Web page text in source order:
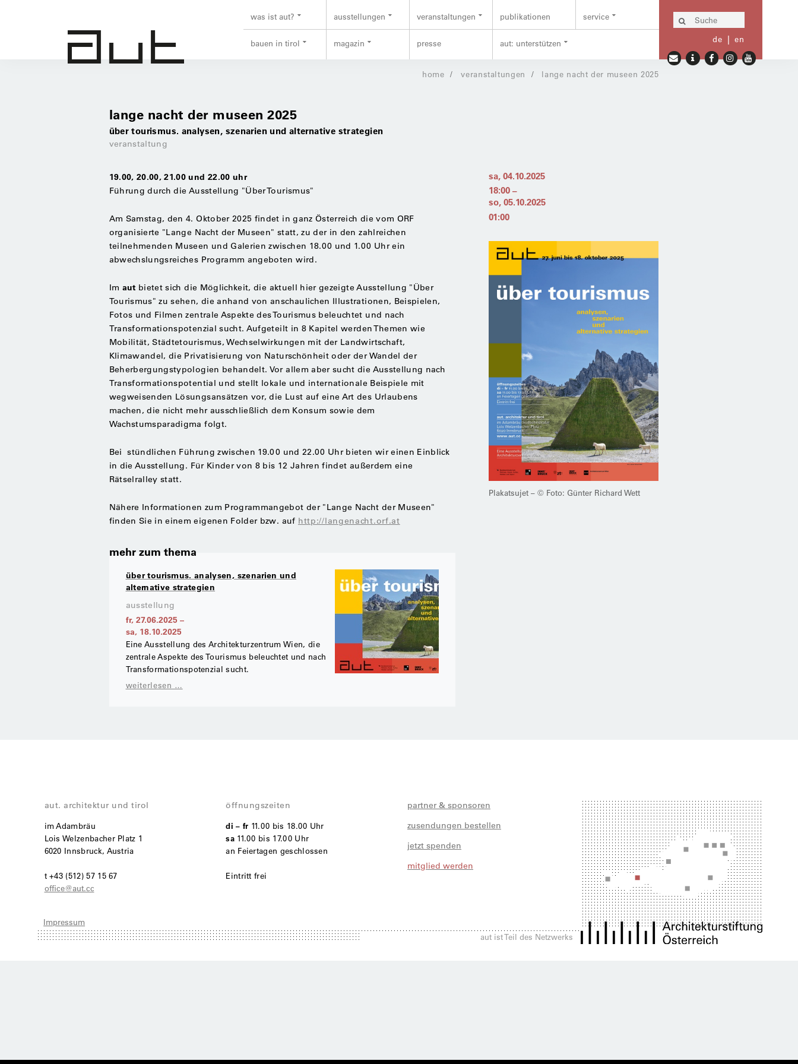
de en
was ist aut? ausstellungen veranstaltungen publikationen service
bauen in tirol magazin presse aut: unterstützen
home veranstaltungen lange nacht der museen 2025
lange nacht der museen 2025
über tourismus. analysen, szenarien und alternative strategien
veranstaltung
sa, 04.10.2025
18:00–
so, 05.10.2025
01:00
Plakatsujet – © Foto: Günter Richard Wett
19.00, 20.00, 21.00 und 22.00 uhr
Führung durch die Ausstellung "Über Tourismus"
Am Samstag, den 4. Oktober 2025 findet in ganz Österreich die vom ORF
organisierte "Lange Nacht der Museen" statt, zu der in den zahlreichen
teilnehmenden Museen und Galerien zwischen 18.00 und 1.00 Uhr ein
abwechslungsreiches Programm angeboten wird.
Im autbietet sich die Möglichkeit, die aktuell hier gezeigte Ausstellung "Über
Tourismus" zu sehen, die anhand von anschaulichen Illustrationen, Beispielen,
Fotos und Filmen zentrale Aspekte des Tourismus beleuchtet und nach
Transformationspotenzial sucht. Aufgeteilt in 8 Kapitel werden Themen wie
Mobilität, Städtetourismus, Wechselwirkungen mit der Landwirtschaft,
Klimawandel, die Privatisierung von Naturschönheit oder der Wandel der
Beherbergungstypologien behandelt. Vor allem aber sucht die Ausstellung nach
Transformationspotential und stellt lokale und internationale Beispiele mit
wegweisenden Lösungsansätzen vor, die Lust auf eine Art des Urlaubens
machen, die nicht mehr ausschließlich dem Konsum sowie dem
Wachstumsparadigma folgt.
Bei stündlichen Führung zwischen 19.00 und 22.00 Uhr bieten wir einen Einblick
in die Ausstellung. Für Kinder von 8 bis 12 Jahren findet außerdem eine
Rätselralley statt.
Nähere Informationen zum Programmangebot der "Lange Nacht der Museen"
finden Sie in einem eigenen Folder bzw. auf http://langenacht.orf.at
mehr zum thema
über tourismus. analysen, szenarien und
alternative strategien
ausstellung
fr, 27.06.2025–
sa, 18.10.2025
Eine Ausstellung des Architekturzentrum Wien, die
zentrale Aspekte des Tourismus beleuchtet und nach
Transformationspotenzial sucht.
weiterlesen …
aut. architektur und tirol
im Adambräu
Lois Welzenbacher Platz 1
6020 Innsbruck, Austria
t +43 (512) 57 15 67
office@aut.cc
öffnungszeiten
di – fr 11.00 bis 18.00 Uhr
sa11.00 bis 17.00 Uhr
an Feiertagen geschlossen
Eintritt frei
partner & sponsoren
zusendungen bestellen
jetzt spenden
mitglied werden
Impressum
aut ist Teil des Netzwerks